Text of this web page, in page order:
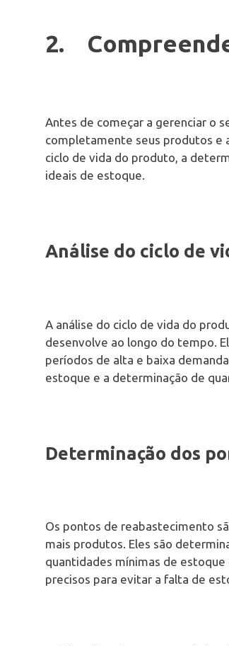
2.
Antes de começar a gerenciar o
completamente seus produtos e
ciclo de vida do produto, a
ideais de estoque.
Análise do ciclo de
A análise do ciclo de vida do
desenvolve ao longo do tempo.
períodos de alta e baixa
estoque e a determinação de
Determinação dos
Os pontos de reabastecimento
mais produtos. Eles são
quantidades mínimas de
precisos para evitar a falta de